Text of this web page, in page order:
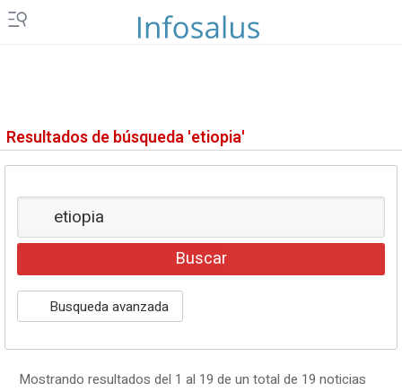
Resultados de búsqueda 'etiopia'
Busqueda avanzada
Mostrando resultados del 1 al 19 de un total de 19 noticias